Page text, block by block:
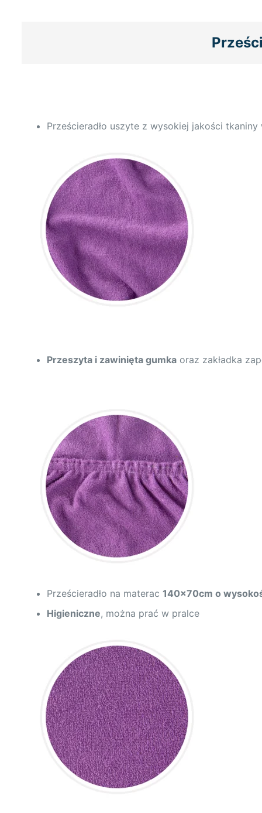
Prześcieradło uszyte z wysokiej jakości
Przeszyta i zawinięta gumkaoraz zakładka
Prześcieradło na materac 140x70cm o
Higieniczne, można prać w pralce